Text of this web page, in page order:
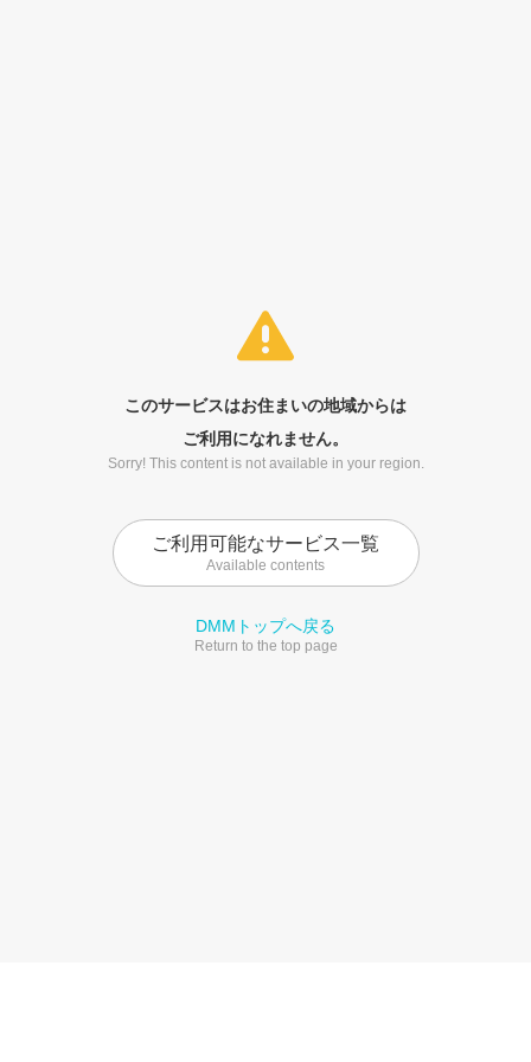
このサービスはお住まいの地域からは
ご利用になれません。
Sorry! This content is not available in your region.
ご利用可能なサービス一覧
Available contents
DMMトップへ戻る
Return to the top page